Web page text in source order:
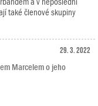
také členové skupiny
29. 3. 2022
Marcelem o jeho